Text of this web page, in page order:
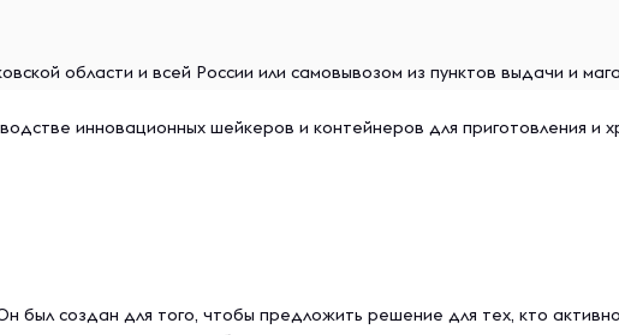
области и всей России или самовывозом из пунктов выдачи и
инновационных шейкеров и контейнеров для приготовления и
был создан для того, чтобы предложить решение для тех, кто